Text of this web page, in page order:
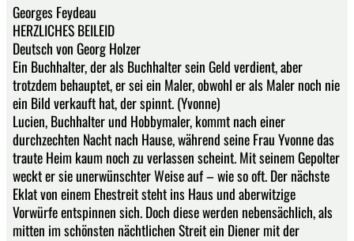
Georges Feydeau
HERZLICHES BEILEID
Deutsch von Georg Holzer
Ein Buchhalter, der als Buchhalter sein Geld verdient, aber
trotzdem behauptet, er sei ein Maler, obwohl er als Maler noch nie
ein Bild verkauft hat, der spinnt. (Yvonne)
Lucien, Buchhalter und Hobbymaler, kommt nach einer
durchzechten Nacht nach Hause, während seine Frau Yvonne das
traute Heim kaum noch zu verlassen scheint. Mit seinem Gepolter
weckt er sie unerwünschter Weise auf – wie so oft. Der nächste
Eklat von einem Ehestreit steht ins Haus und aberwitzige
Vorwürfe entspinnen sich. Doch diese werden nebensächlich, als
mitten im schönsten nächtlichen Streit ein Diener mit der